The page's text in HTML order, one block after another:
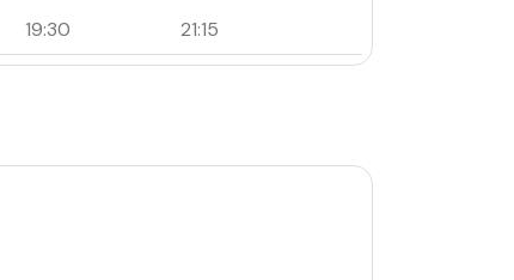
19:30 21:15